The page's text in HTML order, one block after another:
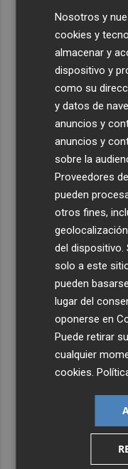
Nosotros y
cookies y
almacenar y
dispositivo y
como su
y datos de
anuncios y
anuncios y
sobre la
Proveedores
pueden
otros fines,
del dispositivo.
solo a este
pueden
lugar del
oponerse en
Puede retirar
cualquier
cookies.